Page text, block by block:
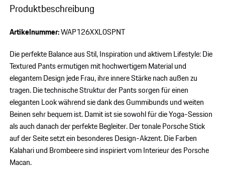
Produktbeschreibung
Artikelnummer:WAP126XXL0SPNT
Die perfekte Balance aus Stil, Inspiration und aktivem Lifestyle: Die
Textured Pants ermutigen mit hochwertigem Material und
elegantem Design jede Frau, ihre innere Stärke nach außen zu
tragen. Die technische Struktur der Pants sorgen für einen
eleganten Look während sie dank des Gummibunds und weiten
Beinen sehr bequem ist. Damit ist sie sowohl für die Yoga-Session
als auch danach der perfekte Begleiter. Der tonale Porsche Stick
auf der Seite setzt ein besonderes Design-Akzent. Die Farben
Kalahari und Brombeere sind inspiriert vom Interieur des Porsche
Macan.